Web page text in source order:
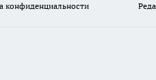
конфиденциальности